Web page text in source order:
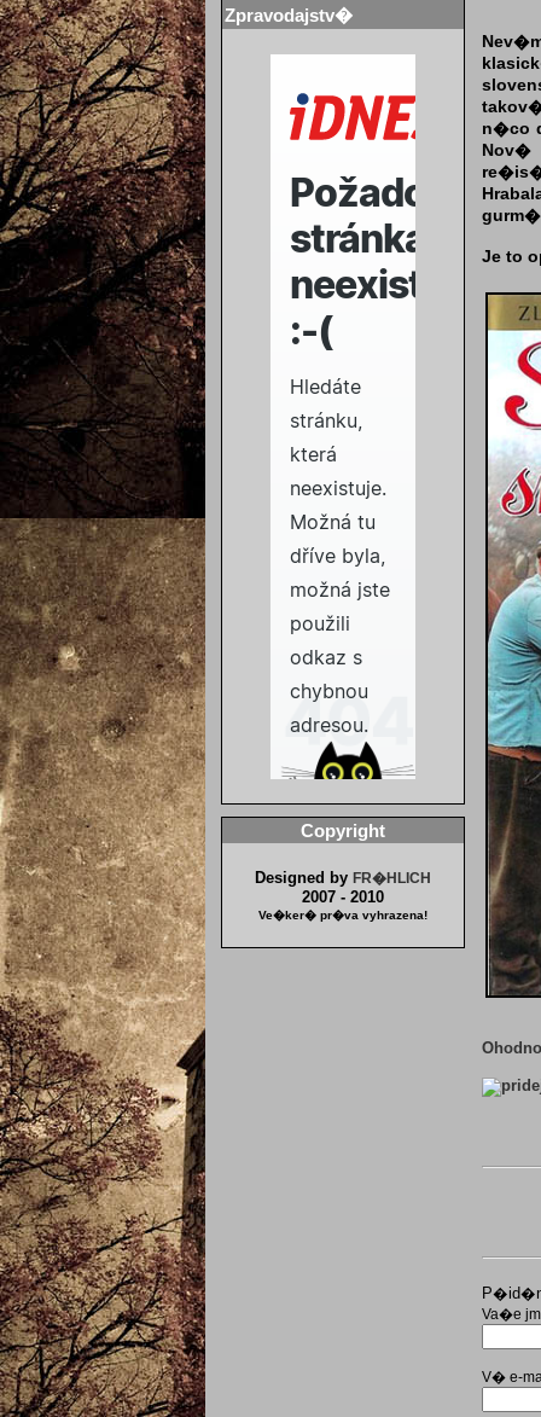
Zpravodajstv�
Copyright
Designed by FR�HLICH
2007 - 2010
Ve�ker� pr�va vyhrazena!
n�co
Je to
Va�e
V� e-